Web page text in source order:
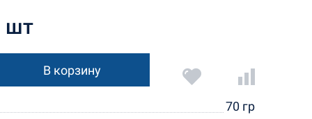
шт
В корзину
70 гр